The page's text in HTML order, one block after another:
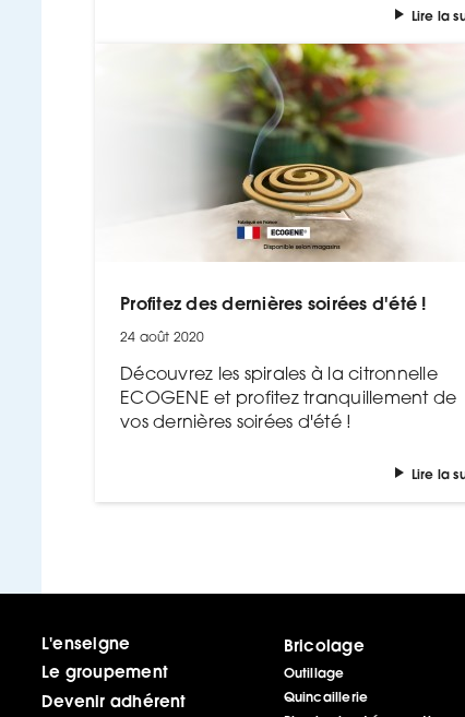
Lire la
Profitez des dernières soirées d'été !
24 août 2020
Découvrez les spirales à la citronnelle
ECOGENE et profitez tranquillement de
vos dernières soirées d'été !
Lire la
L'enseigne
Le groupement
Devenir adhérent
Bricolage
Outillage
Quincaillerie